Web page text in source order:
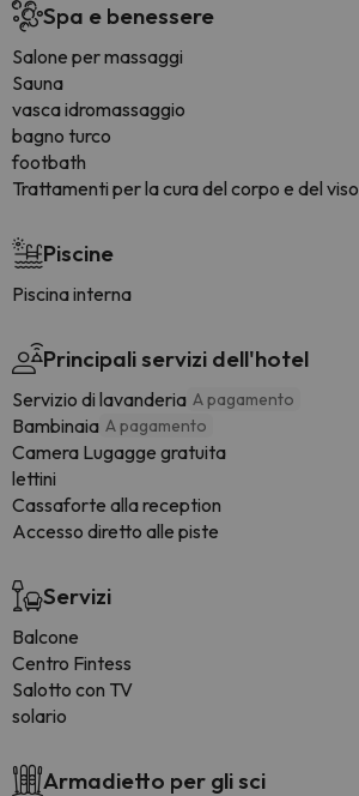
Spa e benessere
Salone per massaggi
Sauna
vasca idromassaggio
bagno turco
footbath
Trattamenti per la cura del corpo e del viso
Piscine
Piscina interna
Principali servizi dell'hotel
Servizio di lavanderia A pagamento
Bambinaia A pagamento
Camera Lugagge gratuita
lettini
Cassaforte alla reception
Accesso diretto alle piste
Servizi
Balcone
Centro Fintess
Salotto con TV
solario
Armadietto per gli sci